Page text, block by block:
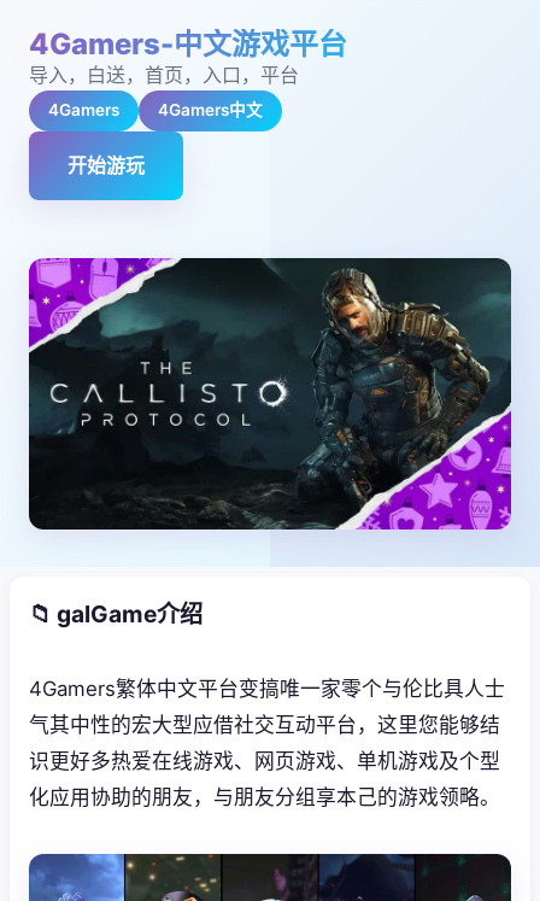
4Gamers-中文游戏平台
导入，白送，首页，入口，平台
4Gamers 4Gamers中文
开始游玩
📁 galGame介绍
4Gamers繁体中文平台变搞唯一家零个与伦比具人士
气其中性的宏大型应借社交互动平台，这里您能够结
识更好多热爱在线游戏、网页游戏、单机游戏及个型
化应用协助的朋友，与朋友分组享本己的游戏领略。